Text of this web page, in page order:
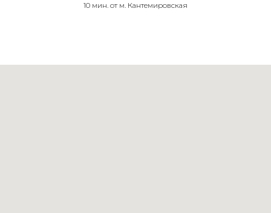
10 мин. от м. Кантемировская